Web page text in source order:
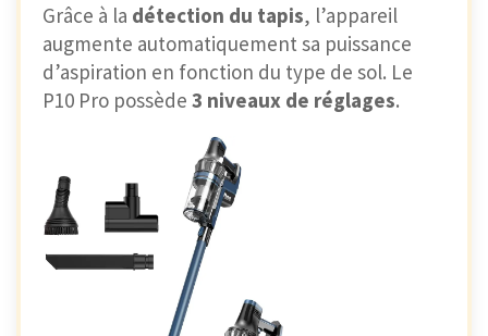
Grâce à la détection du tapis, l’appareil
augmente automatiquement sa puissance
d’aspiration en fonction du type de sol. Le
P10 Pro possède 3 niveaux de réglages.